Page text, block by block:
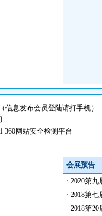
会展预告
· 2020第九
· 2018第七
· 2018第
信息发布会员登陆请打手机）
360网站安全检测平台